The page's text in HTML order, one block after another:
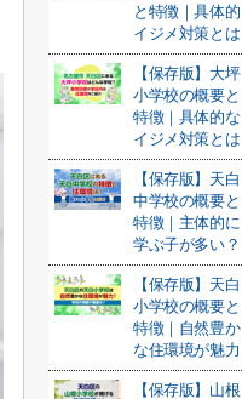
と特徴｜具体的
イジメ対策とは
【保存版】大坪
小学校の概要と
特徴｜具体的な
イジメ対策とは
【保存版】天白
中学校の概要と
特徴｜主体的に
学ぶ子が多い？
【保存版】天白
小学校の概要と
特徴｜自然豊か
な住環境が魅力
【保存版】山根